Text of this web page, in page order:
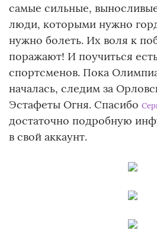
самые сильные,
люди, которыми нужно
нужно болеть. Их воля к
поражают! И поучиться
спортсменов. Пока
началась, следим за
Эстафеты Огня. Спасибо
достаточно подробную
в свой аккаунт.